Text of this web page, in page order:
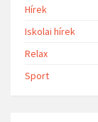
Hírek
Iskolai hírek
Relax
Sport